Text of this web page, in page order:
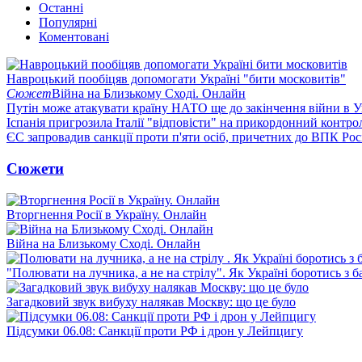
Останні
Популярні
Коментовані
Навроцький пообіцяв допомогати Україні "бити московитів"
СюжетВійна на Близькому Сході. Онлайн
Путін може атакувати країну НАТО ще до закінчення війни в
Іспанія пригрозила Італії "відповісти" на прикордонний
ЄС запровадив санкції проти п'яти осіб, причетних до ВПК
Сюжети
Вторгнення Росії в Україну. Онлайн
Війна на Близькому Сході. Онлайн
"Полювати на лучника, а не на стрілу". Як Україні боротись з
Загадковий звук вибуху налякав Москву: що це було
Підсумки 06.08: Санкції проти РФ і дрон у Лейпцигу